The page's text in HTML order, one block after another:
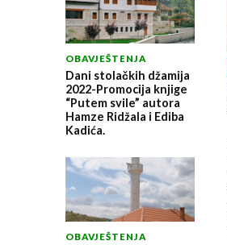
OBAVJEŠTENJA
Dani stolačkih džamija
2022-Promocija knjige
“Putem svile” autora
Hamze Ridžala i Ediba
Kadića.
OBAVJEŠTENJA